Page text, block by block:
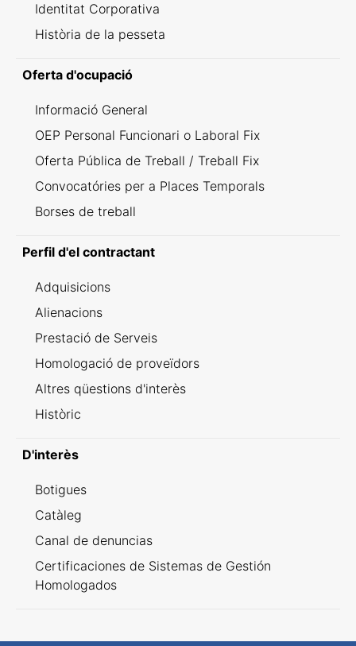
Identitat Corporativa
Història de la pesseta
Oferta d'ocupació
Informació General
OEP Personal Funcionari o Laboral Fix
Oferta Pública de Treball / Treball Fix
Convocatóries per a Places Temporals
Borses de treball
Perfil d'el contractant
Adquisicions
Alienacions
Prestació de Serveis
Homologació de proveïdors
Altres qüestions d'interès
Històric
D'interès
Botigues
Catàleg
Canal de denuncias
Certificaciones de Sistemas de Gestión
Homologados